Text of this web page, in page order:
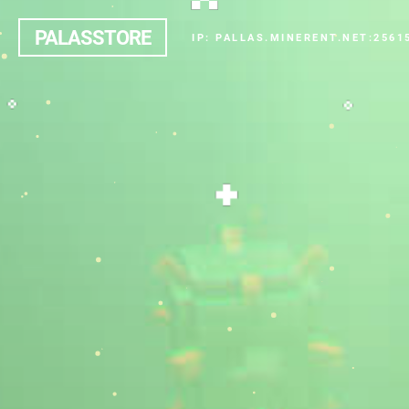
PALASSTORE IP: